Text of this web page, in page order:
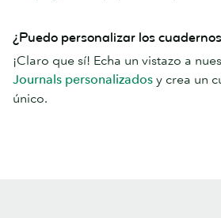
¿Puedo personalizar los
¡Claro que sí! Echa un vistazo a
Journals personalizados y crea un
único.